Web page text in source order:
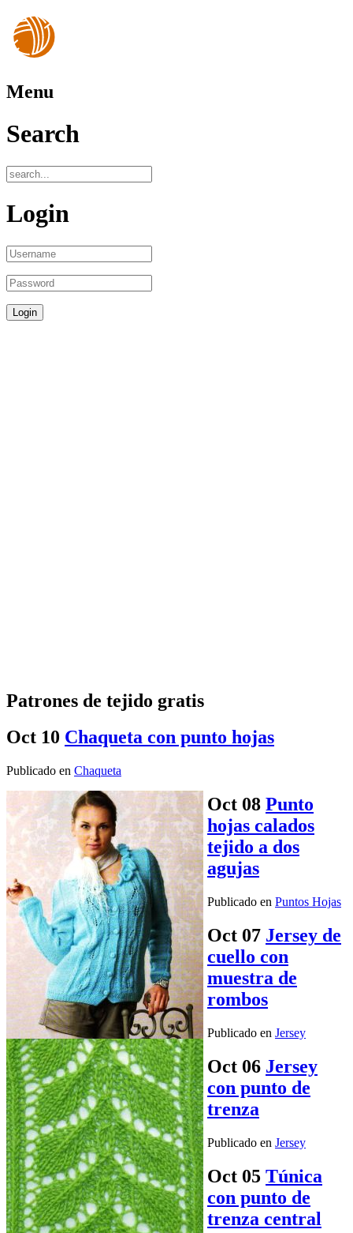
Menu
Search
Login
Patrones de tejido gratis
Oct 10 Chaqueta con punto hojas
Publicado en Chaqueta
Oct 08 Punto
hojas calados
tejido a dos
agujas
Publicado en Puntos Hojas
Oct 07 Jersey de
cuello con
muestra de
rombos
Publicado en Jersey
Oct 06 Jersey
con punto de
trenza
Publicado en Jersey
Oct 05 Túnica
con punto de
trenza central